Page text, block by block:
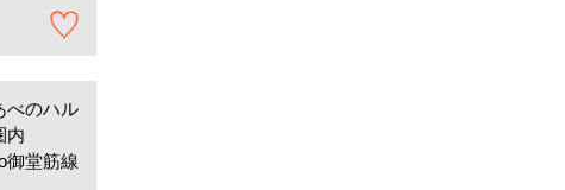
べのハル
内
御堂筋線